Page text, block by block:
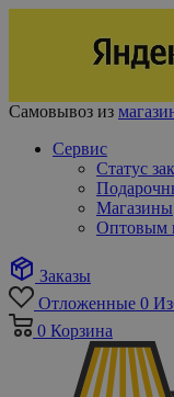
Самовывоз из
Сервис
Статус
Магазины
Оптовым
Заказы
Отложенные 0
0 Корзина